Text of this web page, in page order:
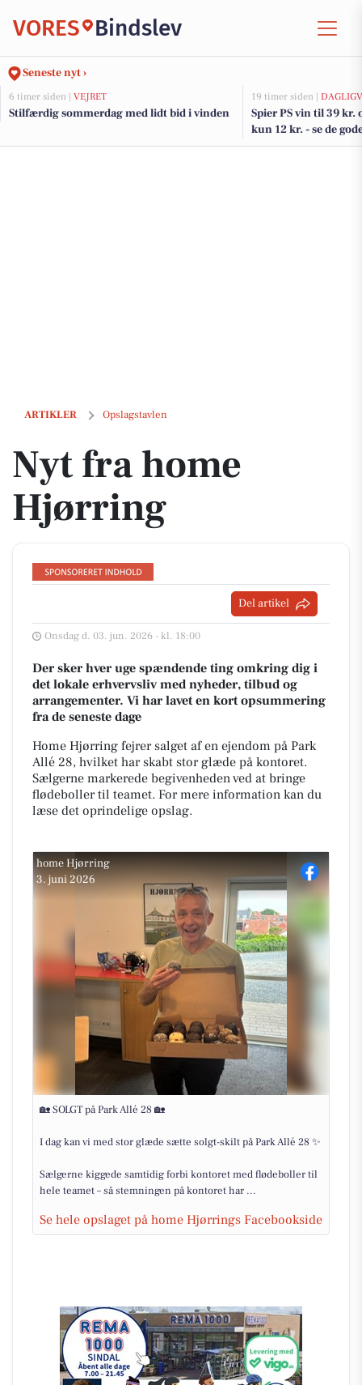
VORES Bindslev
Seneste nyt ›
6 timer siden | VEJRET
Stilfærdig sommerdag med lidt bid i vinden
19 timer siden |
Spier PS vin til 39
kun 12 kr. - se de
ARTIKLER Opslagstavlen
Nyt fra home Hjørring
Nyt fra home
Hjørring
Del artikel
Onsdag d. 03. jun. 2026 - kl. 18:00
Der sker hver uge spændende ting omkring dig i
det lokale erhvervsliv med nyheder, tilbud og
arrangementer. Vi har lavet en kort opsummering
fra de seneste dage
Home Hjørring fejrer salget af en ejendom på Park
Allé 28, hvilket har skabt stor glæde på kontoret.
Sælgerne markerede begivenheden ved at bringe
flødeboller til teamet. For mere information kan du
læse det oprindelige opslag.
home Hjørring
3. juni 2026
🏡 SOLGT på Park Allé 28 🏡
I dag kan vi med stor glæde sætte solgt-skilt på Park Allé 28 ✨
Sælgerne kiggede samtidig forbi kontoret med flødeboller til
hele teamet – så stemningen på kontoret har ...
Se hele opslaget på home Hjørrings Facebookside